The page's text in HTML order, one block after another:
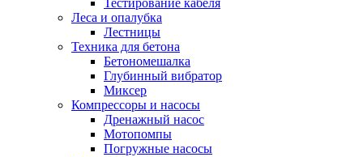
Тестирование кабеля
Леса и опалубка
Лестницы
Техника для бетона
Бетономешалка
Глубинный вибратор
Миксер
Компрессоры и насосы
Дренажный насос
Мотопомпы
Погружные насосы